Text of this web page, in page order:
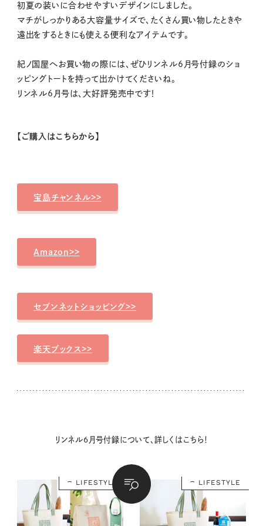
初夏の装いに合わせやすいデザインにしました。
マチがしっかりある大容量サイズで、たくさん買い物したときや
遠出をするときにも使える便利なアイテムです。
紀ノ国屋へお買い物の際には、ぜひリンネル6月号付録のショ
ッピングトートを持って出かけてくださいね。
リンネル6月号は、大好評発売中です！
【ご購入はこちらから】
宝島チャンネル>>
Amazon>>
セブンネットショッピング>>
楽天ブックス>>
リンネル6月号付録について、詳しくはこちら！
LIFESTYLE LIFESTYLE